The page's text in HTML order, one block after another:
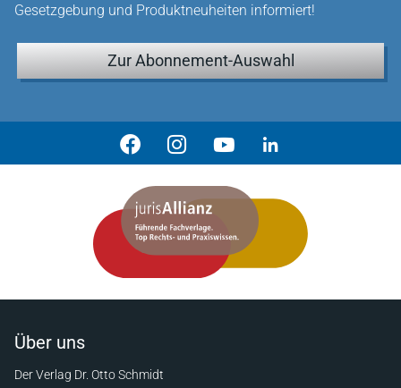
Gesetzgebung und Produktneuheiten informiert!
Zur Abonnement-Auswahl
Über uns
Der Verlag Dr. Otto Schmidt